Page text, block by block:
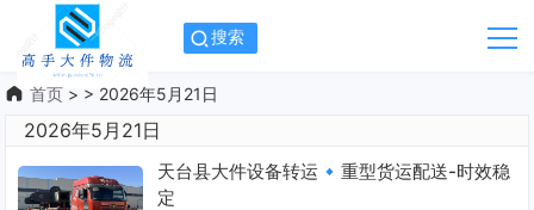
搜索
首页 > > 2026年5月21日
2026年5月21日
天台县大件设备转运🔹重型货运配送-时效稳
定